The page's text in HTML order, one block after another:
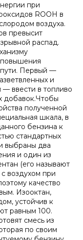
при
ROOH в
воздуха.
превысит
распад.
повышения
пути. Первый —
и
ввести в топливо
добавок.Чтобы
полученной
шкала, в
бензина к
стандартных
выбраны два
и один из
(его называют
воздухом при
качество
Изооктан,
устойчив к
равным 100.
смесь из
по своим